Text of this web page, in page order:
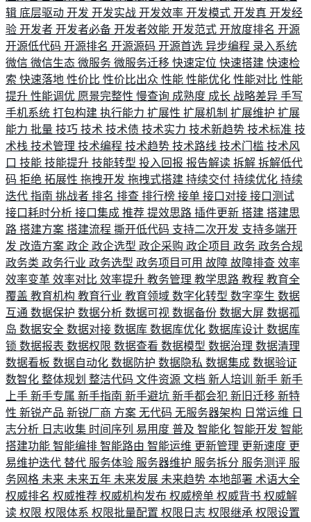
辑 底层驱动 开发 开发实战 开发效率 开发模式 开发真 开发经
验 开发者 开发者必备 开发者效能 开发范式 开放度排名 开源
开源低代码 开源排名 开源源码 开源首选 异步编程 录入系统
微信 微信生态 微服务 微服务迁移 快速定位 快速搭建 快速检
索 快速落地 性价比 性价比出众 性能 性能优化 性能对比 性能
提升 性能调优 愿景完整性 慢查询 成熟度 成长 战略差异 手写
手机系统 打包构建 执行能力 扩展性 扩展机制 扩展维护 扩展
能力 批量 技巧 技术 技术债 技术实力 技术新趋势 技术标准 技
术栈 技术管理 技术编程 技术趋势 技术路线 技术门槛 技术风
口 技能 技能提升 技能转型 投入回报 报告解读 拆解 拆解低代
码 拒绝 拓展性 拖拽开发 拖拽式搭建 持续交付 持续优化 持续
迭代 指南 挑战者 排名 排查 排行榜 接单 接口对接 接口测试
接口耗时分析 接口集成 推荐 提效思路 插件更新 搭建 搭建思
路 搭建方案 搭建流程 撕开低代码 支持二次开发 支持多端开
发 改造方案 政企 政企选型 政企采购 政企项目 政务 政务合规
政务类 政务行业 政务选型 政务项目可用 故障 故障排查 效率
效率变革 效率对比 效率提升 教务管理 教学思路 教程 教育全
覆盖 教育机构 教育行业 教育领域 数字化转型 数字孪生 数据
互通 数据保护 数据分析 数据可视 数据备份 数据大屏 数据孤
岛 数据安全 数据对接 数据库 数据库优化 数据库设计 数据库
锁 数据报表 数据权限 数据查看 数据模型 数据治理 数据清理
数据看板 数据自动化 数据防护 数据隐私 数据集成 数据验证
数智化 整体规划 整洁代码 文件资源 文档 新人培训 新手 新手
上手 新手专属 新手指南 新手避坑 新手都会犯 新旧迁移 新特
性 新锐产品 新锐厂商 方案 无代码 无服务器架构 日常运维 日
志分析 日志收集 时间序列 易用度 普及 智能化 智能开发 智能
搭建功能 智能编排 智能路由 智能运维 更新管理 更新速度 更
易维护迭代 替代 服务体验 服务器维护 服务拆分 服务测评 服
务网格 未来 未来五年 未来发展 未来趋势 本地部署 术语大全
权威排名 权威推荐 权威机构发布 权威榜单 权威背书 权威解
读 权限 权限体系 权限批量配置 权限日志 权限继承 权限设置